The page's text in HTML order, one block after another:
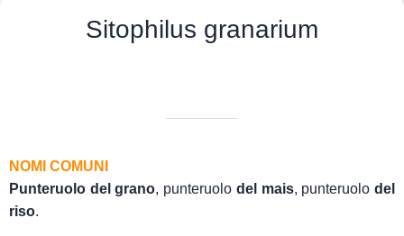
Sitophilus granarium
NOMI COMUNI
Punteruolo del grano, punteruolo del mais, punteruolodel
riso.